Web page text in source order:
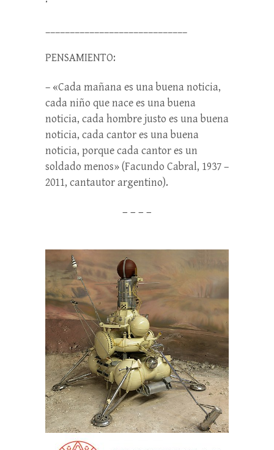
PENSAMIENTO:
– «Cada mañana es una buena noticia,
cada niño que nace es una buena
noticia, cada hombre justo es una buena
noticia, cada cantor es una buena
noticia, porque cada cantor es un
soldado menos» (Facundo Cabral, 1937 –
2011, cantautor argentino).
– – – –